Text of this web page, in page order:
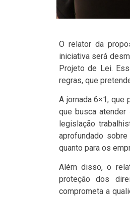
O relator da
iniciativa será
Projeto de Lei.
regras, que
A jornada 6×1, que
que busca
legislação
aprofundado
quanto para os
Além disso, o
proteção dos
comprometa a